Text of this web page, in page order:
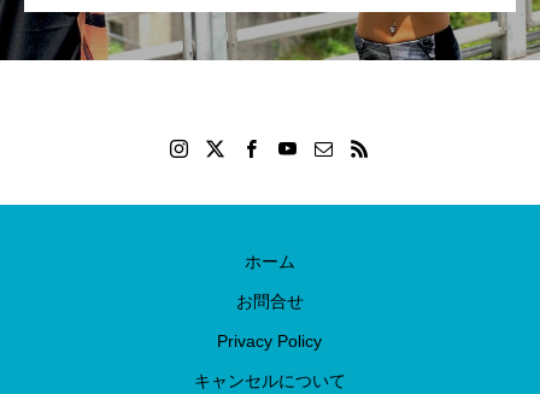
ホーム
お問合せ
Privacy Policy
キャンセルについて